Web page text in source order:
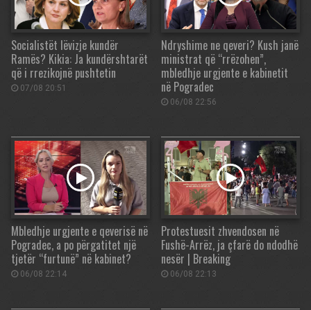
Socialistët lëvizje kundër
Ramës? Kikia: Ja kundërshtarët
që i rrezikojnë pushtetin
07/08 20:51
Ndryshime ne qeveri? Kush janë
ministrat që “rrëzohen”,
mbledhje urgjente e kabinetit
në Pogradec
06/08 22:56
Mbledhje urgjente e qeverisë në
Pogradec, a po përgatitet një
tjetër “furtunë” në kabinet?
06/08 22:14
Protestuesit zhvendosen në
Fushë-Arrëz, ja çfarë do ndodhë
nesër | Breaking
06/08 22:13